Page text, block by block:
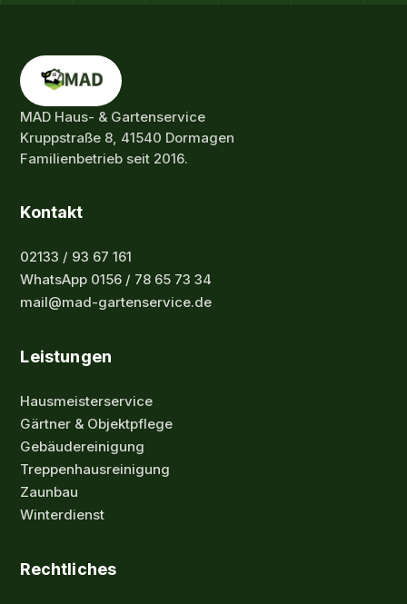
MAD Haus- & Gartenservice
Kruppstraße 8, 41540 Dormagen
Familienbetrieb seit 2016.
Kontakt
02133 / 93 67 161
WhatsApp 0156 / 78 65 73 34
mail@mad-gartenservice.de
Leistungen
Hausmeisterservice
Gärtner & Objektpflege
Gebäudereinigung
Treppenhausreinigung
Zaunbau
Winterdienst
Rechtliches